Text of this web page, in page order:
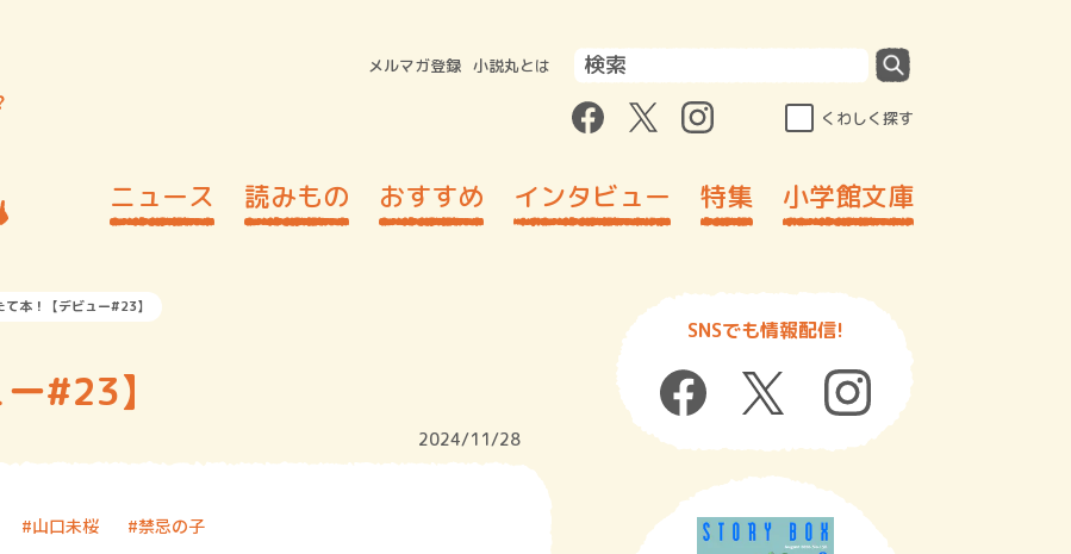
メルマガ登録 小説丸とは
くわしく探す
ニュース 読みもの おすすめ インタビュー 特集 小学館文庫
て本！【デビュー#23】
#23】
2024/11/28
山口未桜 禁忌の子
SNSでも情報配信!